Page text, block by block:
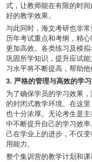
式，让教师能在有限的时
好的教学效果。
与此同时，海文考研也非
历年考试重点和考纲，精
更加高效。各类练习及模
巩固所学知识，提升应试
习水平将不断提高，帮助他
3. 严格的管理与高效的学
为了确保学员的学习效果
的封闭式教学环境。在这
也十分浓厚。无论考生是
中不断提升自己的学习效
己在学业上的进步，不仅
用能力。
整个集训营的教学计划和